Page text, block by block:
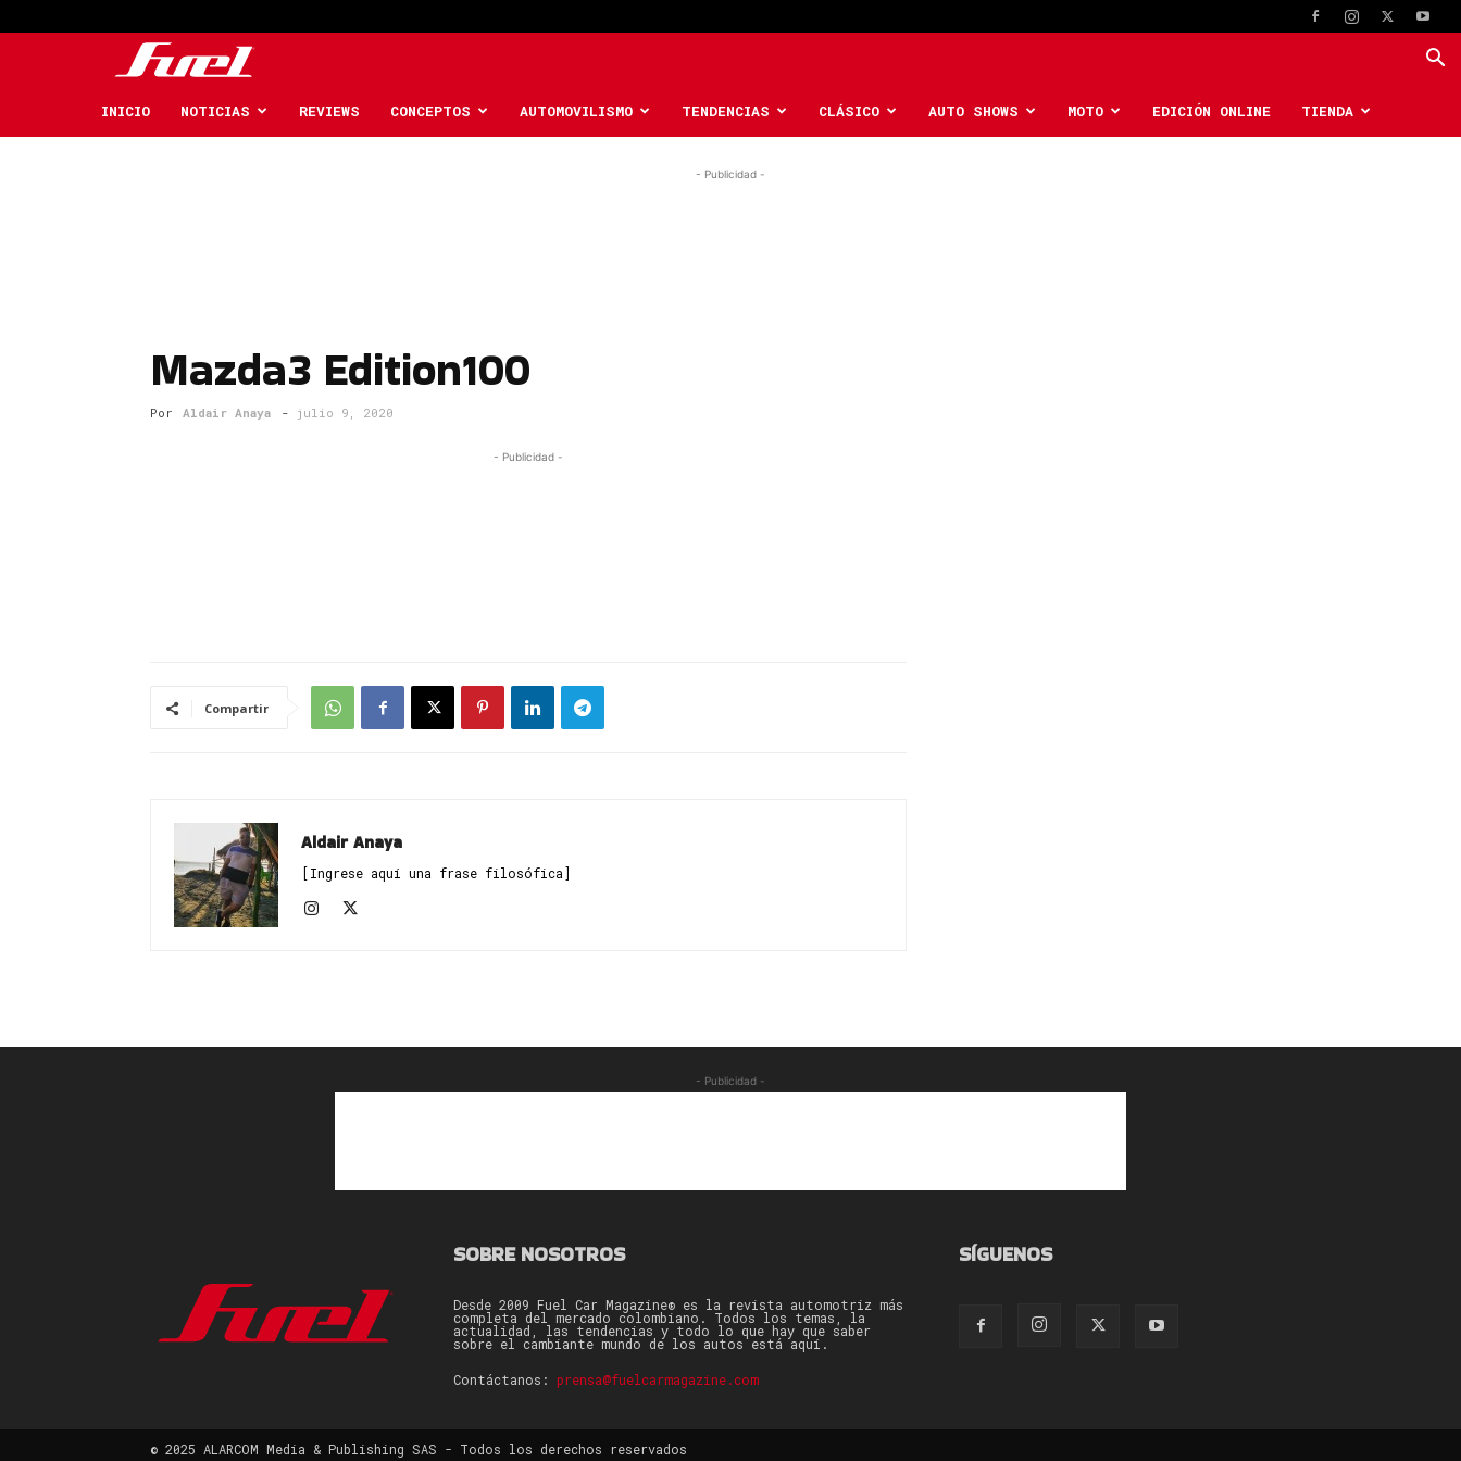
Car
INICIO NOTICIAS REVIEWS CONCEPTOS AUTOMOVILISMO TENDENCIAS CLÁSICO AUTO SHOWS MOTO EDICIÓN ONLINE TIENDA
- Publicidad -
Mazda3 Edition100
Por Aldair Anaya - julio 9, 2020
- Publicidad -
Compartir
Aldair Anaya
[Ingrese aquí una frase filosófica]
- Publicidad -
SOBRE NOSOTROS
Desde 2009 Fuel Car Magazine® es la revista automotriz más
completa del mercado colombiano. Todos los temas, la
actualidad, las tendencias y todo lo que hay que saber
sobre el cambiante mundo de los autos está aquí.
Contáctanos: prensa@fuelcarmagazine.com
SÍGUENOS
© 2025 ALARCOM Media & Publishing SAS - Todos los derechos reservados